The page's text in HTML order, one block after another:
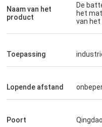
ik een vijf
Naam van het
product
De
het
van
Toepassing
Lopende afstand
Poort